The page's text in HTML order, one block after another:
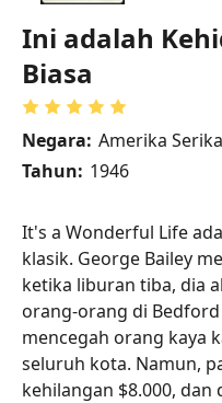
Ini adalah
Biasa
Negara: Amerika
Tahun: 1946
It's a Wonderful Life
klasik. George Bailey
ketika liburan tiba, dia
orang-orang di
mencegah orang kaya
seluruh kota. Namun,
kehilangan $8.000, dan